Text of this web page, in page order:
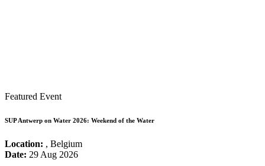
Featured Event
SUP Antwerp on Water 2026: Weekend of the Water
Location: , Belgium
Date: 29 Aug 2026